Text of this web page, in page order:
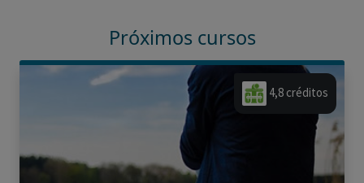
Próximos cursos
4,8 créditos